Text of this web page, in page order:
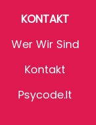
KONTAKT
Wer Wir Sind
Kontakt
Psycode.it